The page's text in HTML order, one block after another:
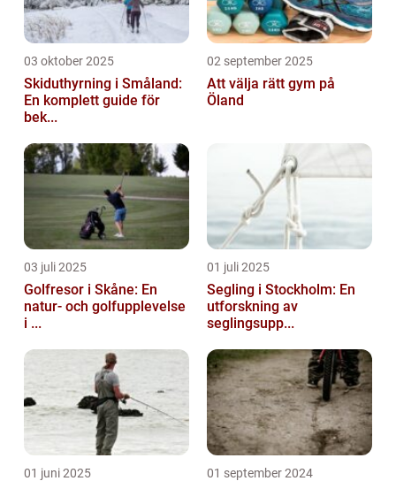
03 oktober 2025
Skiduthyrning i Småland:
En komplett guide för
bek...
02 september 2025
Att välja rätt gym på
Öland
03 juli 2025
Golfresor i Skåne: En
natur- och golfupplevelse
i ...
01 juli 2025
Segling i Stockholm: En
utforskning av
seglingsupp...
01 juni 2025 01 september 2024